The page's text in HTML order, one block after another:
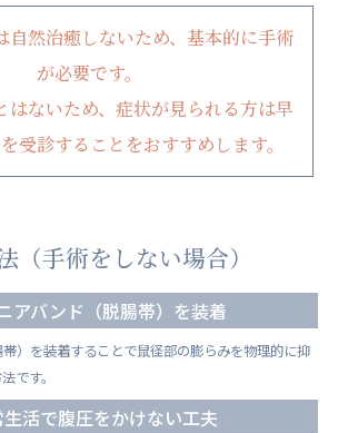
自然治癒しないため、基本的に手術
が必要です。
はないため、症状が見られる方は早
受診することをおすすめします。
（手術をしない場合）
アバンド（脱腸帯）を装着
）を装着することで鼠径部の膨らみを物理的に抑
です。
生活で腹圧をかけない工夫